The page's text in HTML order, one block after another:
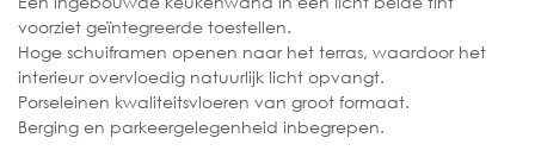
voorziet geïntegreerde toestellen.
Hoge schuiframen openen naar het terras, waardoor het
interieur overvloedig natuurlijk licht opvangt.
Porseleinen kwaliteitsvloeren van groot formaat.
Berging en parkeergelegenheid inbegrepen.